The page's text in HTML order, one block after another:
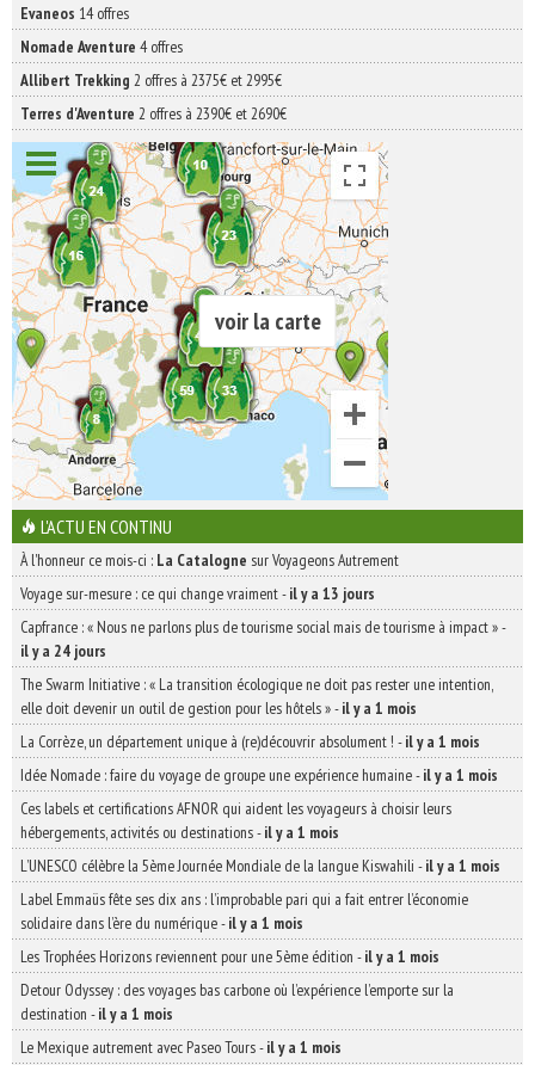
Evaneos 14 offres
Nomade Aventure 4 offres
Allibert Trekking 2 offres à 2375€ et 2995€
Terres d'Aventure 2 offres à 2390€ et 2690€
voir la carte
L'ACTU EN CONTINU
À l'honneur ce mois-ci : La Catalogne sur Voyageons Autrement
Voyage sur-mesure : ce qui change vraiment-il y a 13 jours
Capfrance : « Nous ne parlons plus de tourisme social mais de tourisme à impact »-
il y a 24 jours
The Swarm Initiative : « La transition écologique ne doit pas rester une intention,
elle doit devenir un outil de gestion pour les hôtels »-il y a 1 mois
La Corrèze, un département unique à (re)découvrir absolument ! -il y a 1 mois
Idée Nomade : faire du voyage de groupe une expérience humaine-il y a 1 mois
Ces labels et certifications AFNOR qui aident les voyageurs à choisir leurs
hébergements, activités ou destinations-il y a 1 mois
L’UNESCO célèbre la 5ème Journée Mondiale de la langue Kiswahili -il y a 1 mois
Label Emmaüs fête ses dix ans : l’improbable pari qui a fait entrer l’économie
solidaire dans l’ère du numérique-il y a 1 mois
Les Trophées Horizons reviennent pour une 5ème édition -il y a 1 mois
Detour Odyssey : des voyages bas carbone où l’expérience l’emporte sur la
destination -il y a 1 mois
Le Mexique autrement avec Paseo Tours-il y a 1 mois